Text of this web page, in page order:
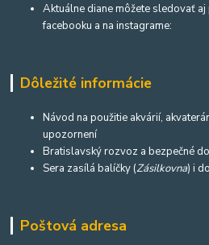
Aktuálne diane môžete sledovať
facebooku a na instagrame:
Dôležité informácie
Návod na použitie akvárií,
upozornení
Bratislavský rozvoz a bezpečné
Sera zasílá balíčky (Zásilkovna) i
Poštová adresa